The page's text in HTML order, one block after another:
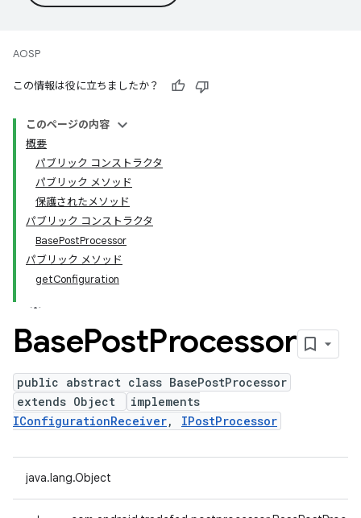
AOSP
この情報は役に立ちましたか？
このページの内容
概要
パブリック コンストラクタ
パブリック メソッド
保護されたメソッド
パブリック コンストラクタ
BasePostProcessor
パブリック メソッド
getConfiguration
BasePostProcessor
public abstract class BasePostProcessor
extends Object
implements
IConfigurationReceiver, IPostProcessor
java.lang.Object